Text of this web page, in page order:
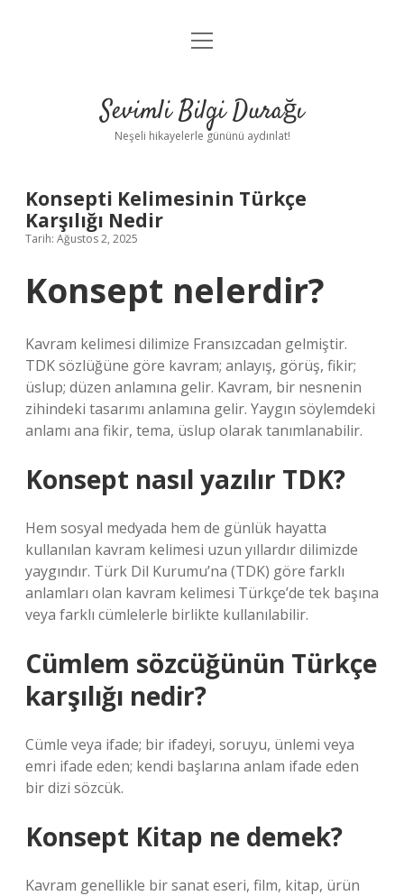
Anasayfa
Yasal Uyarı
menüyü
Sevimli Bilgi Durağı
Neşeli hikayelerle gününü aydınlat!
Konsepti Kelimesinin Türkçe
Karşılığı Nedir
Tarih: Ağustos 2, 2025
Konsept nelerdir?
Kavram kelimesi dilimize Fransızcadan gelmiştir.
TDK sözlüğüne göre kavram; anlayış, görüş, fikir;
üslup; düzen anlamına gelir. Kavram, bir nesnenin
zihindeki tasarımı anlamına gelir. Yaygın söylemdeki
anlamı ana fikir, tema, üslup olarak tanımlanabilir.
Konsept nasıl yazılır TDK?
Hem sosyal medyada hem de günlük hayatta
kullanılan kavram kelimesi uzun yıllardır dilimizde
yaygındır. Türk Dil Kurumu’na (TDK) göre farklı
anlamları olan kavram kelimesi Türkçe’de tek başına
veya farklı cümlelerle birlikte kullanılabilir.
Cümlem sözcüğünün Türkçe
karşılığı nedir?
Cümle veya ifade; bir ifadeyi, soruyu, ünlemi veya
emri ifade eden; kendi başlarına anlam ifade eden
bir dizi sözcük.
Konsept Kitap ne demek?
Kavram genellikle bir sanat eseri, film, kitap, ürün